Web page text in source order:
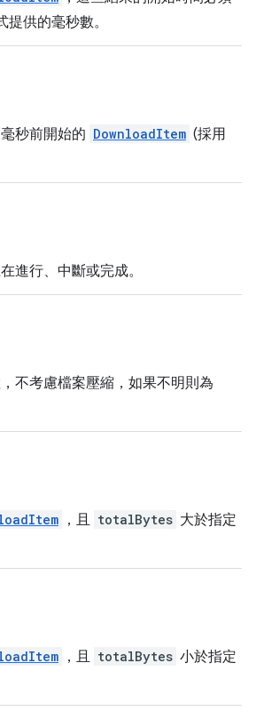
供的毫秒數。
秒前開始的 DownloadItem (採用
進行、中斷或完成。
不考慮檔案壓縮，如果不明則為
，且 totalBytes 大於指定
，且 totalBytes 小於指定